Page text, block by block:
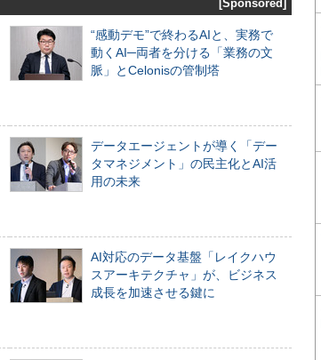
[Sponsored]
“感動デモ”で終わるAIと、実務で
動くAI─両者を分ける「業務の文
脈」とCelonisの管制塔
データエージェントが導く「デー
タマネジメント」の民主化とAI活
用の未来
AI対応のデータ基盤「レイクハウ
スアーキテクチャ」が、ビジネス
成長を加速させる鍵に